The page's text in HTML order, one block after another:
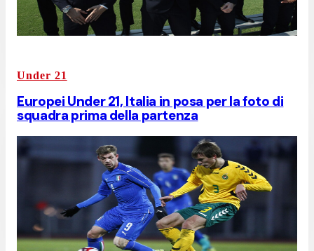
Under 21
Europei Under 21, Italia in posa per la foto di
squadra prima della partenza